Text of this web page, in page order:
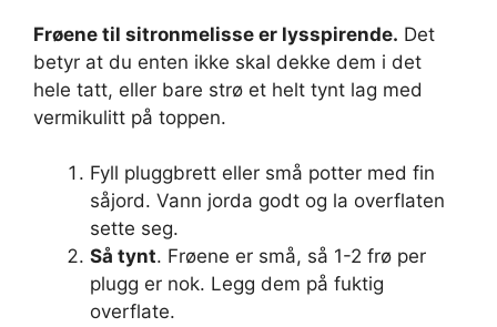
Frøene til sitronmelisse er lysspirende. Det
betyr at du enten ikke skal dekke dem i det
hele tatt, eller bare strø et helt tynt lag med
vermikulitt på toppen.
Fyll pluggbrett eller små potter med fin
såjord. Vann jorda godt og la overflaten
sette seg.
Så tynt. Frøene er små, så 1-2 frø per
plugg er nok. Legg dem på fuktig
overflate.